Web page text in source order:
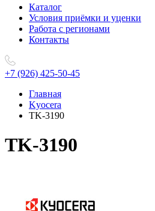
Каталог
Условия приёмки и уценки
Работа с регионами
Контакты
+7 (926) 425-50-45
Главная
Kyocera
TK-3190
TK-3190